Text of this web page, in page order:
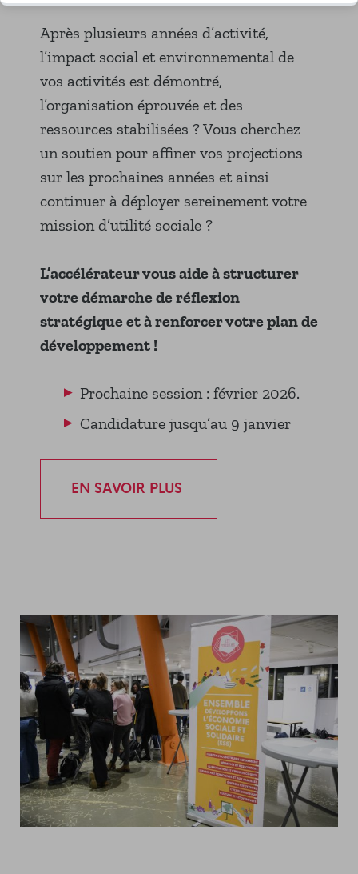
Après plusieurs années d’activité,
l’impact social et environnemental de
vos activités est démontré,
l’organisation éprouvée et des
ressources stabilisées ? Vous cherchez
un soutien pour affiner vos projections
sur les prochaines années et ainsi
continuer à déployer sereinement votre
mission d’utilité sociale ?
L’accélérateur vous aide à structurer
votre démarche de réflexion
stratégique et à renforcer votre plan de
développement !
Prochaine session : février 2026.
Candidature jusqu’au 9 janvier
EN SAVOIR PLUS